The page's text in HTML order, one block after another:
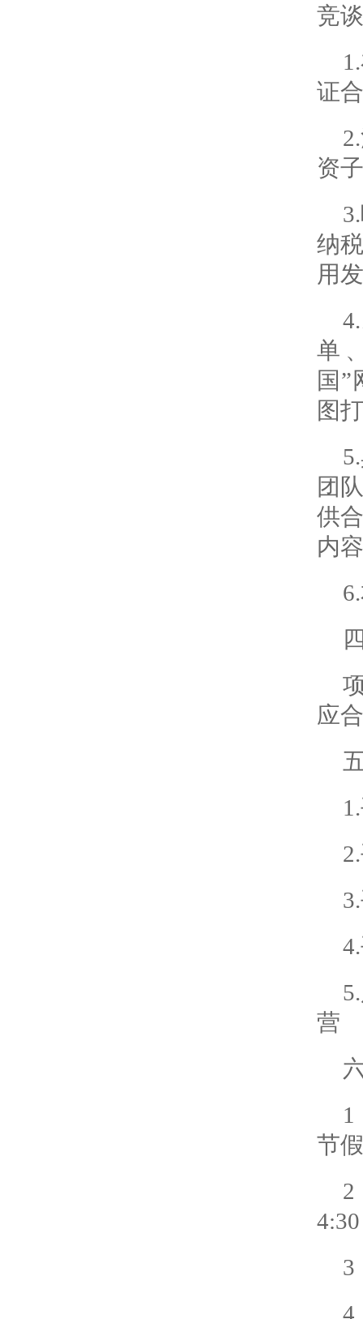
竞
证
资
纳
用
单
国
图
团
供
内
应
营
1
节
2
3
4